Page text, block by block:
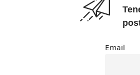
Email